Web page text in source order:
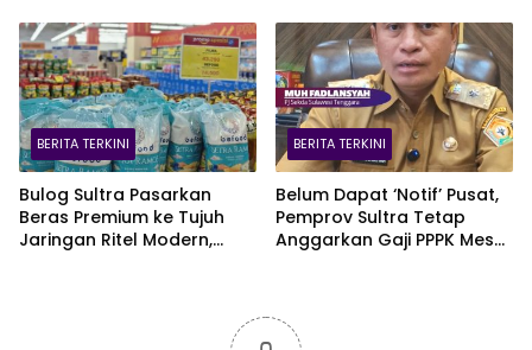
BERITA TERKINI
Bulog Sultra Pasarkan
Beras Premium ke Tujuh
Jaringan Ritel Modern,
BERITA TERKINI
Belum Dapat ‘Notif’ Pusat,
Pemprov Sultra Tetap
Anggarkan Gaji PPPK Meski